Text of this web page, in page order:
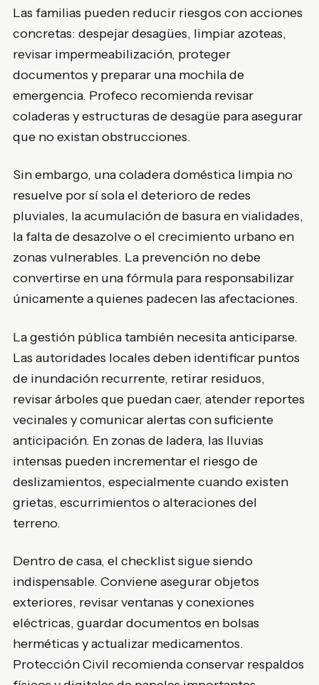
Las familias pueden reducir riesgos con acciones
concretas: despejar desagües, limpiar azoteas,
revisar impermeabilización, proteger
documentos y preparar una mochila de
emergencia. Profeco recomienda revisar
coladeras y estructuras de desagüe para asegurar
que no existan obstrucciones.
Sin embargo, una coladera doméstica limpia no
resuelve por sí sola el deterioro de redes
pluviales, la acumulación de basura en vialidades,
la falta de desazolve o el crecimiento urbano en
zonas vulnerables. La prevención no debe
convertirse en una fórmula para responsabilizar
únicamente a quienes padecen las afectaciones.
La gestión pública también necesita anticiparse.
Las autoridades locales deben identificar puntos
de inundación recurrente, retirar residuos,
revisar árboles que puedan caer, atender reportes
vecinales y comunicar alertas con suficiente
anticipación. En zonas de ladera, las lluvias
intensas pueden incrementar el riesgo de
deslizamientos, especialmente cuando existen
grietas, escurrimientos o alteraciones del
terreno.
Dentro de casa, el checklist sigue siendo
indispensable. Conviene asegurar objetos
exteriores, revisar ventanas y conexiones
eléctricas, guardar documentos en bolsas
herméticas y actualizar medicamentos.
Protección Civil recomienda conservar respaldos